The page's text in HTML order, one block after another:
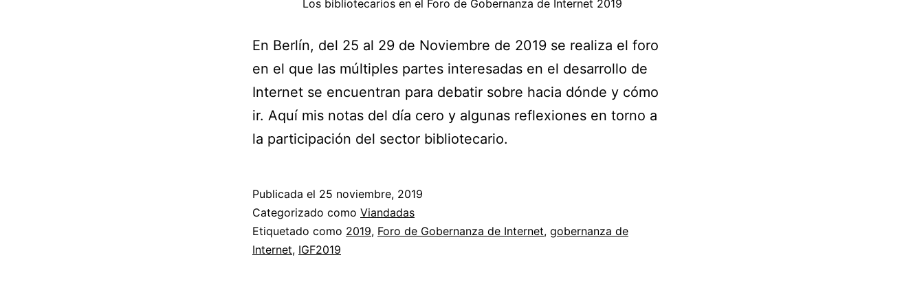
Los bibliotecarios en el Foro de Gobernanza de Internet 2019
En Berlín, del 25 al 29 de Noviembre de 2019 se realiza el foro
en el que las múltiples partes interesadas en el desarrollo de
Internet se encuentran para debatir sobre hacia dónde y cómo
ir. Aquí mis notas del día cero y algunas reflexiones en torno a
la participación del sector bibliotecario.
Publicada el 25 noviembre, 2019
Categorizado como Viandadas
Etiquetado como 2019, Foro de Gobernanza de Internet, gobernanza de
Internet, IGF2019